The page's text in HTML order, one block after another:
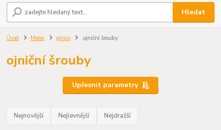
Hledat
Úvod Motor ojnice ojniční šrouby
ojniční šrouby
Upřesnit parametry
Nejnovější Nejlevnější Nejdražší